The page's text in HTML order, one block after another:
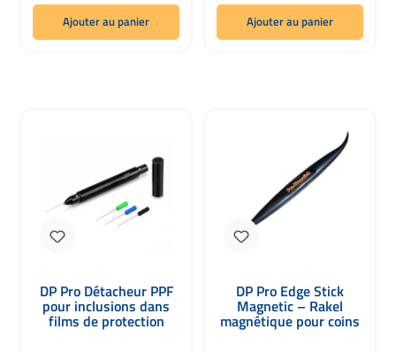
Ajouter au panier Ajouter au panier
DP Pro Détacheur PPF
pour inclusions dans
films de protection
peinture
DP Pro Edge Stick
Magnetic – Rakel
magnétique pour coins
précis